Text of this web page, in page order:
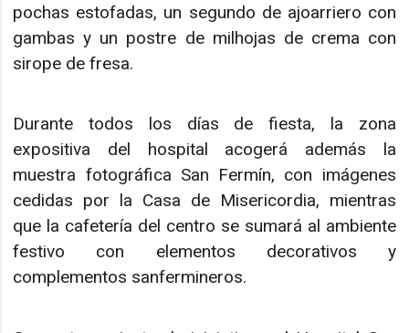
pochas estofadas, un segundo de ajoarriero con
gambas y un postre de milhojas de crema con
sirope de fresa.
Durante todos los días de fiesta, la zona
expositiva del hospital acogerá además la
muestra fotográfica San Fermín, con imágenes
cedidas por la Casa de Misericordia, mientras
que la cafetería del centro se sumará al ambiente
festivo con elementos decorativos y
complementos sanfermineros.